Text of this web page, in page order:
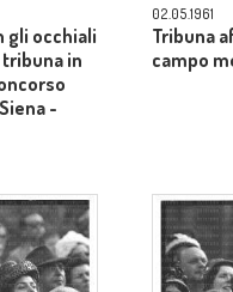
gli occhiali
in
-
02.05.1961
Tribuna
campo